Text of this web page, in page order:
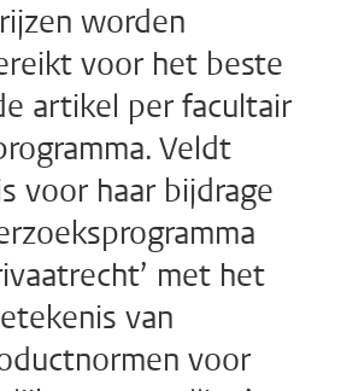
worden
voor het beste
artikel per facultair
Veldt
voor haar bijdrage
met het
van
voor